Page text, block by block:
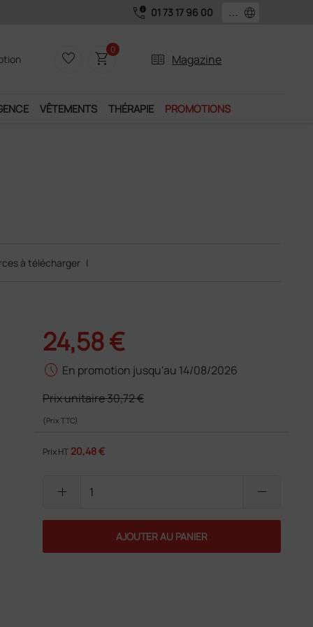
call_quality 01 73 17 96 00 language
favorite_border shopping_cart0
two_pager Magazine
VÊTEMENTS THÉRAPIE PROMOTIONS
à télécharger |
24,58 €
schedule En promotion jusqu'au 14/08/2026
Prix unitaire30,72 €
(Prix TTC)
Prix HT 20,48 €
add remove
AJOUTER AU PANIER